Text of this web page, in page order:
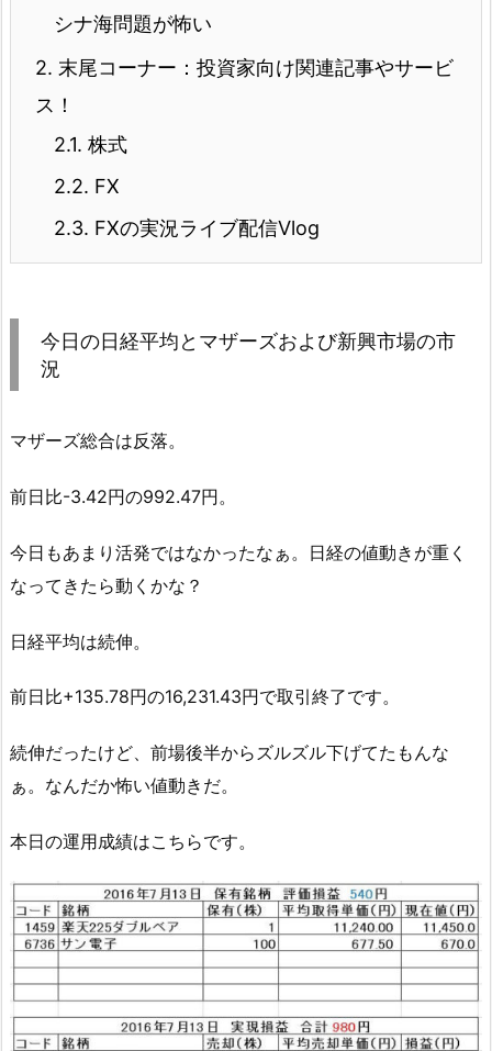
シナ海問題が怖い
2. 末尾コーナー：投資家向け関連記事やサービ
ス！
2.1. 株式
2.2. FX
2.3. FXの実況ライブ配信Vlog
今日の日経平均とマザーズおよび新興市場の市
況
マザーズ総合は反落。
前日比-3.42円の992.47円。
今日もあまり活発ではなかったなぁ。日経の値動きが重く
なってきたら動くかな？
日経平均は続伸。
前日比+135.78円の16,231.43円で取引終了です。
続伸だったけど、前場後半からズルズル下げてたもんな
ぁ。なんだか怖い値動きだ。
本日の運用成績はこちらです。